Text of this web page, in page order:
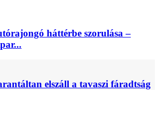
háttérbe szorulása –
elszáll a tavaszi fáradtság